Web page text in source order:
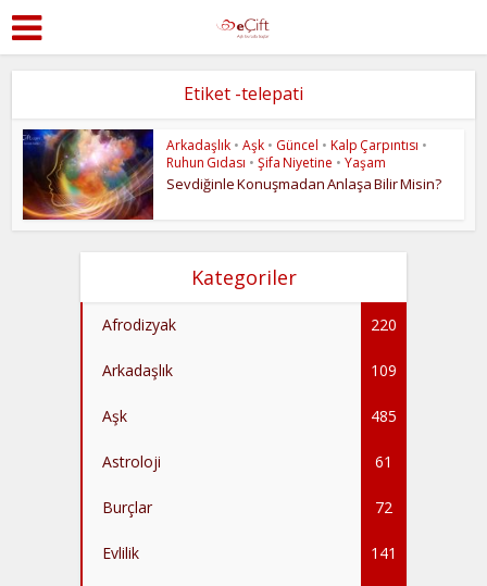
Etiket -telepati
Arkadaşlık • Aşk • Güncel • Kalp Çarpıntısı •
Ruhun Gıdası • Şifa Niyetine • Yaşam
Sevdiğinle Konuşmadan Anlaşa Bilir Misin?
Kategoriler
Afrodizyak 220
Arkadaşlık 109
Aşk 485
Astroloji 61
Burçlar 72
Evlilik 141